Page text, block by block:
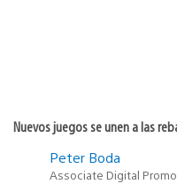
Nuevos juegos se unen a las
Peter Boda
Associate Digital